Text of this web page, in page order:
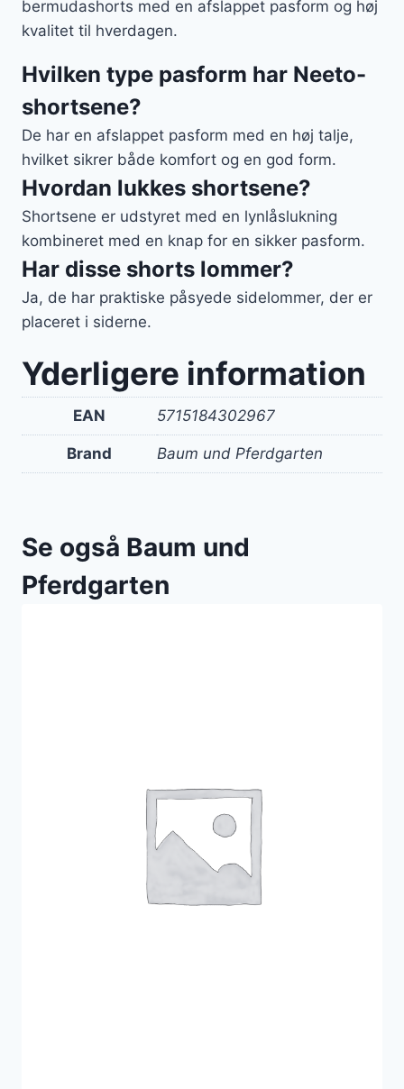
bermudashorts med en afslappet pasform og høj
kvalitet til hverdagen.
Hvilken type pasform har Neeto-
shortsene?
De har en afslappet pasform med en høj talje,
hvilket sikrer både komfort og en god form.
Hvordan lukkes shortsene?
Shortsene er udstyret med en lynlåslukning
kombineret med en knap for en sikker pasform.
Har disse shorts lommer?
Ja, de har praktiske påsyede sidelommer, der er
placeret i siderne.
Yderligere information
EAN 5715184302967
Brand Baum und Pferdgarten
Se også Baum und
Pferdgarten